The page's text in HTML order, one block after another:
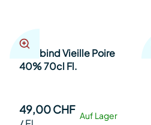
Fassbind Vieille Poire
40% 70cl Fl.
Auf Lager
49,00 CHF